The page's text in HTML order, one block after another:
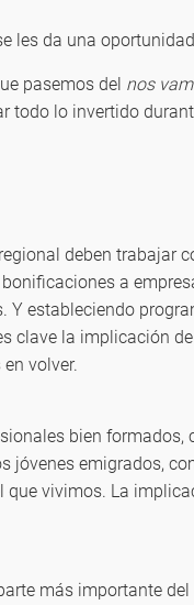
les da una
pasemos del nos
todo lo invertido
deben trabajar
a
Y estableciendo
clave la implicación
volver.
bien formados,
jóvenes emigrados,
vivimos. La
más importante